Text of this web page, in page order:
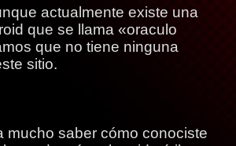
actualmente existe una
que se llama «oraculo
que no tiene ninguna
sitio.
mucho saber cómo conociste